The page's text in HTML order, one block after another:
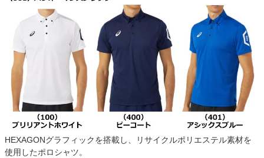
HEXAGONグラフィックを搭載し、リサイクルポリエステル素材を
使用したポロシャツ。